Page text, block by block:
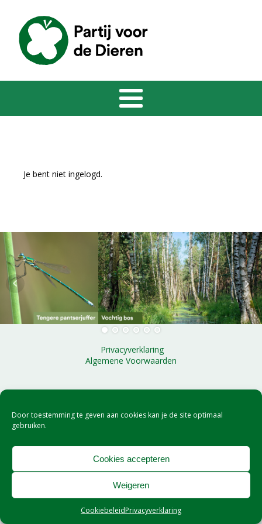
Door toestemming te geven aan cookies kan je de site optimaal
gebruiken.
Cookies accepteren
Weigeren
CookiebeleidPrivacyverklaring
Je bent niet ingelogd.
Privacyverklaring
Algemene Voorwaarden